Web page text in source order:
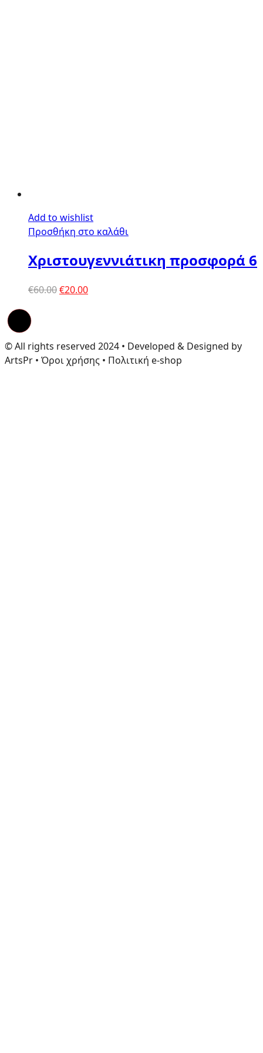
Add to wishlist
Προσθήκη στο καλάθι
Χριστουγεννιάτικη προσφορά 6
€60.00Original
€20.00Η
€20.00.
© All rights reserved 2024 • Developed & Designed by
ArtsPr • Όροι χρήσης • Πολιτική e-shop